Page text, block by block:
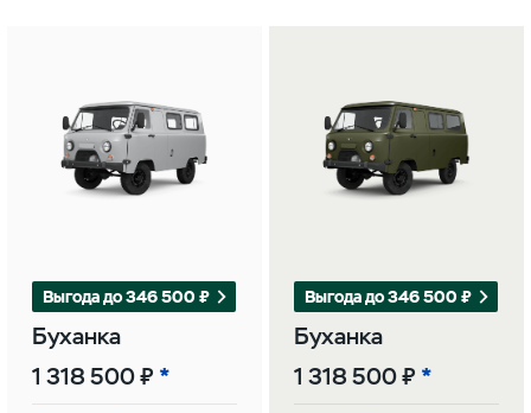
Выгода до 346 500 ₽
Буханка
1 318 500 ₽
Выгода до 346 500 ₽
Буханка
1 318 500 ₽